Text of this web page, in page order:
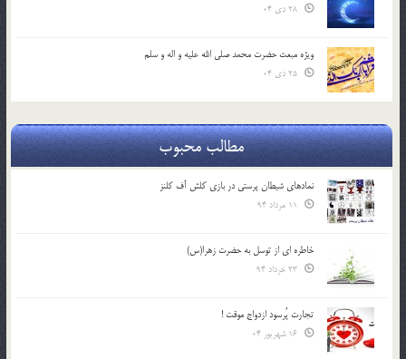
ویژه مبعث حضرت محمد صلی الله علیه و اله و سلم
مطالب محبوب
نمادهای شیطان پرستی در بازی کلش آف کلنز
خاطره ای از توسل به حضرت زهرا(س)
تجارت پُرسود ازدواج موقت !